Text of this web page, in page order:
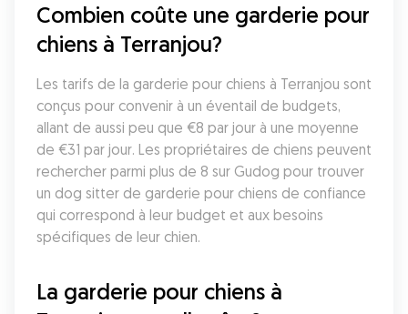
Combien coûte une garderie pour
chiens à Terranjou?
Les tarifs de la garderie pour chiens à Terranjou sont
conçus pour convenir à un éventail de budgets,
allant de aussi peu que €8 par jour à une moyenne
de €31 par jour. Les propriétaires de chiens peuvent
rechercher parmi plus de 8 sur Gudog pour trouver
un dog sitter de garderie pour chiens de confiance
qui correspond à leur budget et aux besoins
spécifiques de leur chien.
La garderie pour chiens à